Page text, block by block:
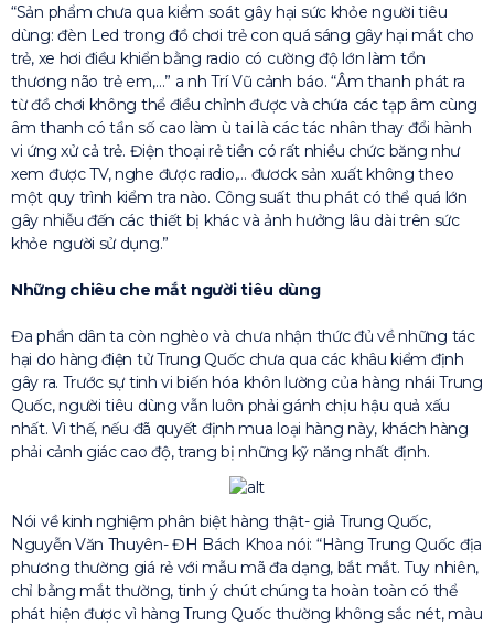
“Sản phẩm chưa qua kiểm soát gây hại sức khỏe người tiêu
dùng: đèn Led trong đồ chơi trẻ con quá sáng gây hại mắt cho
trẻ, xe hơi điều khiển bằng radio có cường độ lớn làm tổn
thương não trẻ em,…” a nh Trí Vũ cảnh báo. “Âm thanh phát ra
từ đồ chơi không thể điều chỉnh được và chứa các tạp âm cùng
âm thanh có tần số cao làm ù tai là các tác nhân thay đổi hành
vi ứng xử cả trẻ. Điện thoại rẻ tiền có rất nhiều chức băng như
xem được TV, nghe được radio,… đươck sản xuất không theo
một quy trình kiểm tra nào. Công suất thu phát có thể quá lớn
gây nhiễu đến các thiết bị khác và ảnh hưởng lâu dài trên sức
khỏe người sử dụng.”
Những chiêu che mắt người tiêu dùng
Đa phần dân ta còn nghèo và chưa nhận thức đủ về những tác
hại do hàng điện tử Trung Quốc chưa qua các khâu kiểm định
gây ra. Trước sự tinh vi biến hóa khôn lường của hàng nhái Trung
Quốc, người tiêu dùng vẫn luôn phải gánh chịu hậu quả xấu
nhất. Vì thế, nếu đã quyết định mua loại hàng này, khách hàng
phải cảnh giác cao độ, trang bị những kỹ năng nhất định.
Nói về kinh nghiệm phân biệt hàng thật- giả Trung Quốc,
Nguyễn Văn Thuyên- ĐH Bách Khoa nói: “Hàng Trung Quốc địa
phương thường giá rẻ với mẫu mã đa dạng, bắt mắt. Tuy nhiên,
chỉ bằng mắt thường, tinh ý chút chúng ta hoàn toàn có thể
phát hiện được vì hàng Trung Quốc thường không sắc nét, màu